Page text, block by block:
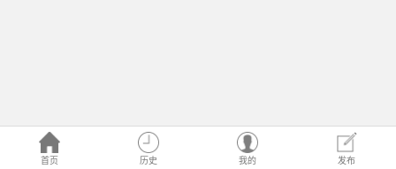
首页 历史 我的 发布